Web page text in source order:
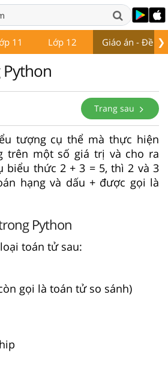
❯
11 Lớp 12 Giáo án - Đề thi
Trang sau
tượng cụ thể mà thực hiện
trên một số giá trị và cho ra
biểu thức 2 + 3 = 5, thì 2 và 3
hạng và dấu + được gọi là
Python
toán tử sau:
gọi là toán tử so sánh)